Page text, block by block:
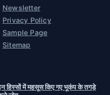
Newsletter
Privacy Policy
Sample Page
Sitemap
हिस्सों में महसूस किए गए भूकंप के तगड़े